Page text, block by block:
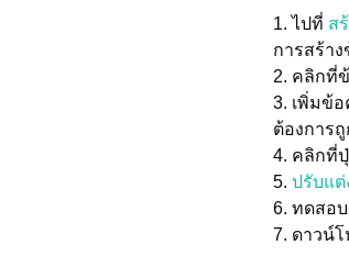
ไปที่ ส
การสร้า
คลิกที่
เพิ่มข้
ต้องการ
คลิกที่ปุ่
ปรับแ
ทดสอ
ดาวน์